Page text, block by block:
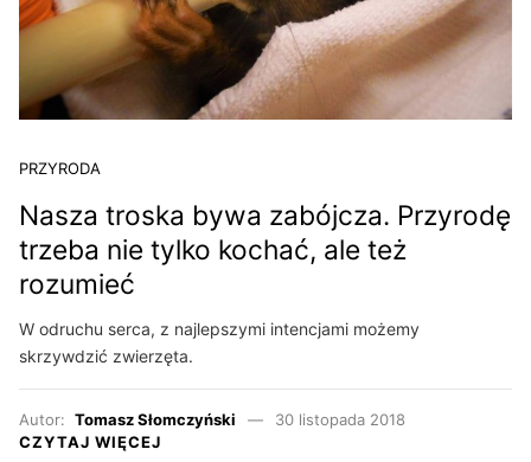
PRZYRODA
Nasza troska bywa zabójcza. Przyrodę
trzeba nie tylko kochać, ale też
rozumieć
W odruchu serca, z najlepszymi intencjami możemy
skrzywdzić zwierzęta.
Autor: Tomasz Słomczyński
30 listopada 2018
CZYTAJ WIĘCEJ